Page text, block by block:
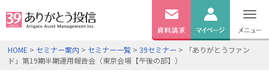
無料
資料
請求
ログイン
HOME > セミナー案内 > セミナー一覧 >39セミナー > 「ありがとうファン
ド」第19期半期運用報告会（東京会場【午後の部】）